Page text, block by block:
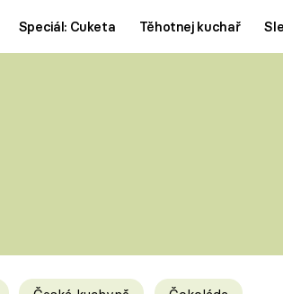
Speciál: Cuketa Těhotnej kuchař